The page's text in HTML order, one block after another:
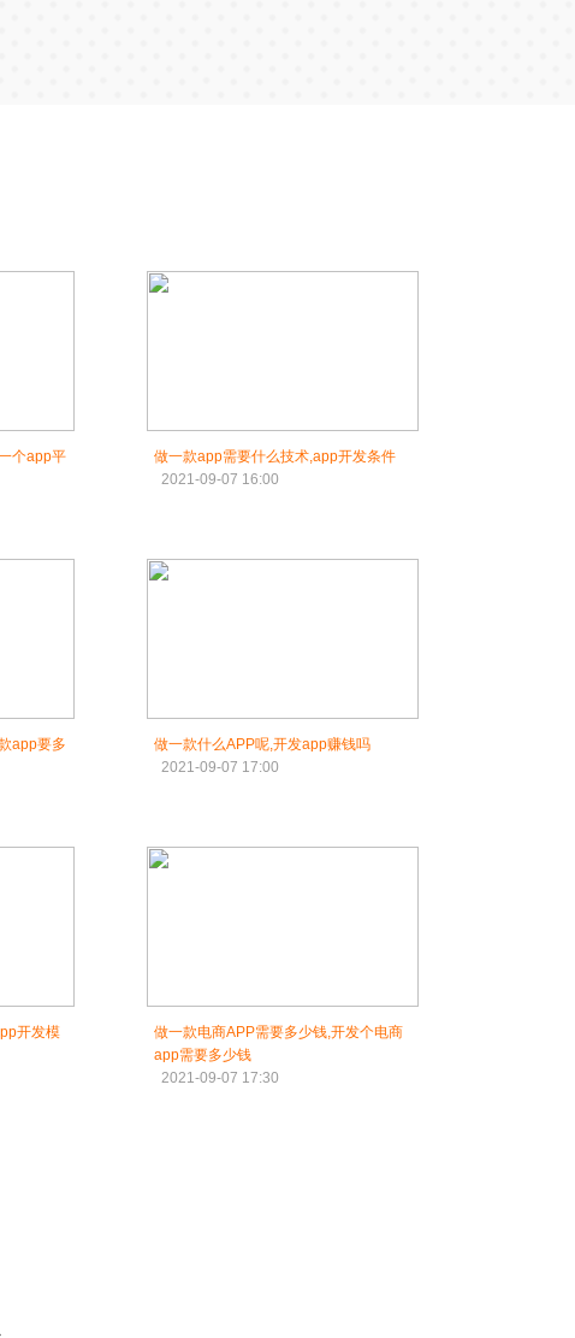
个app平
做一款app需要什么技术,app开发条件
2021-09-07 16:00
app要多
做一款什么APP呢,开发app赚钱吗
2021-09-07 17:00
开发模
做一款电商APP需要多少钱,开发个电商
app需要多少钱
2021-09-07 17:30